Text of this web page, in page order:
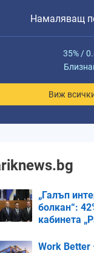
Намаляващ
35% /
Виж
„Галъп
болкан“:
кабинета
Work Better